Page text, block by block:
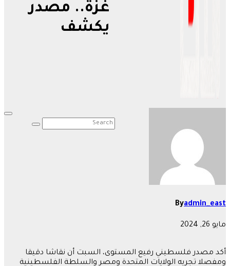
غزة.. مصدر
يكشف
Byadmin_east
مايو 26, 2024
أكد مصدر فلسطيني رفيع المستوى، السبت أن نقاشا دقيقا
ومفصلا تجريه الولايات المتحدة ومصر والسلطة الفلسطينية